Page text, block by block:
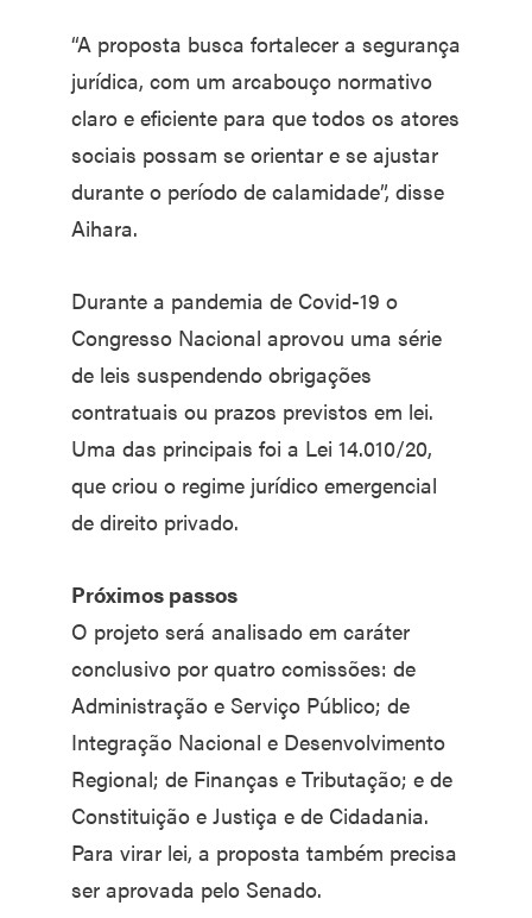
“A proposta busca fortalecer a segurança
jurídica, com um arcabouço normativo
claro e eficiente para que todos os atores
sociais possam se orientar e se ajustar
durante o período de calamidade”, disse
Aihara.
Durante a pandemia de Covid-19 o
Congresso Nacional aprovou uma série
de leis suspendendo obrigações
contratuais ou prazos previstos em lei.
Uma das principais foi a Lei 14.010/20,
que criou o regime jurídico emergencial
de direito privado.
Próximos passos
O projeto será analisado em caráter
conclusivo por quatro comissões: de
Administração e Serviço Público; de
Integração Nacional e Desenvolvimento
Regional; de Finanças e Tributação; e de
Constituição e Justiça e de Cidadania.
Para virar lei, a proposta também precisa
ser aprovada pelo Senado.